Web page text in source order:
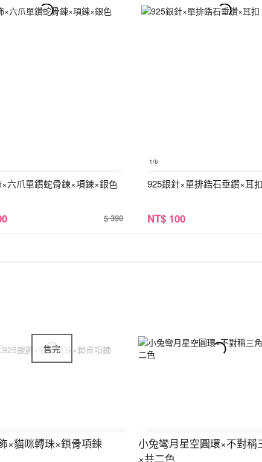
六爪單鑽蛇骨鍊×項鍊×銀色
$ 390
1/6
925銀針×單排鋯石垂鑽×耳扣
NT$ 100
×貓咪轉珠×鎖骨項鍊
小兔彎月星空圓環×不對稱
×共二色